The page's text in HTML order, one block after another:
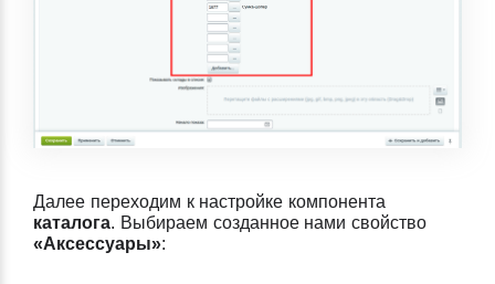
Далее переходим к настройке компонента
каталога. Выбираем созданное нами свойство
«Аксессуары»: